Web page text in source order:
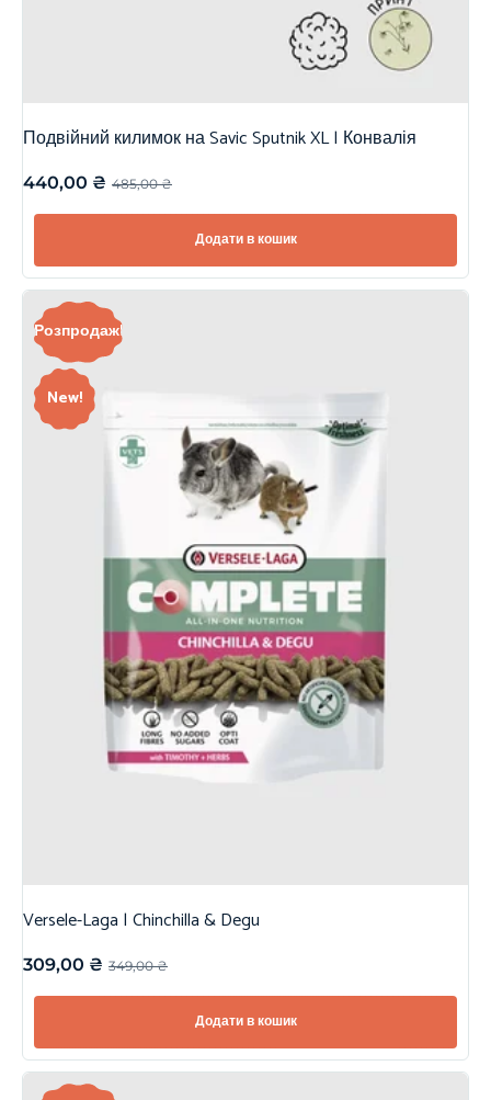
Подвійний килимок на Savic Sputnik XL | Конвалія
485,00₴
440,00 ₴
Додати в кошик
New!
Розпродаж!
Versele-Laga | Chinchilla & Degu
349,00₴
309,00 ₴
Додати в кошик